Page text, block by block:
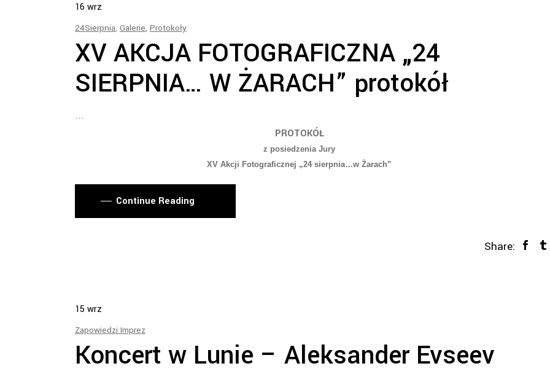
16 wrz
24Sierpnia, Galerie, Protokoły
XV AKCJA FOTOGRAFICZNA „24
SIERPNIA… W ŻARACH” protokół
PROTOKÓŁ
z posiedzenia Jury
XV Akcji Fotograficznej „24 sierpnia…w Żarach”
Continue Reading
Share:
15 wrz
Zapowiedzi Imprez
Koncert w Lunie – Aleksander Evseev